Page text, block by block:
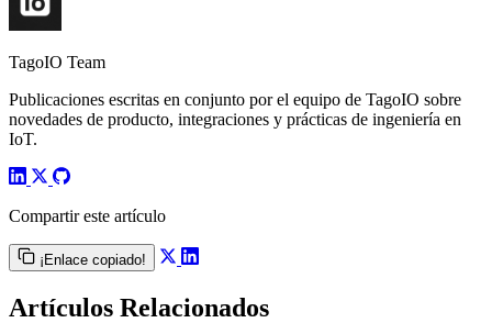
TagoIO Team
Publicaciones escritas en conjunto por el equipo de TagoIO sobre
novedades de producto, integraciones y prácticas de ingeniería en
IoT.
Compartir este artículo
¡Enlace copiado!
Artículos Relacionados